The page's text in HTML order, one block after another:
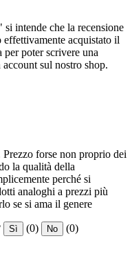
intende che la recensione
effettivamente acquistato il
poter scrivere una
sul nostro shop.
forse non proprio dei
la qualità della
perché si
analoghi a prezzi più
se si ama il genere
Sì (0) No (0)